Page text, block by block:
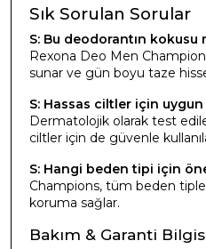
Sık Sorulan Sorular
S: Bu deodorantın kokusu
Rexona Deo Men
sunar ve gün boyu taze
S: Hassas ciltler için
Dermatolojik olarak test
ciltler için de güvenle
S: Hangi beden tipi için
Champions, tüm beden
koruma sağlar.
Bakım & Garanti